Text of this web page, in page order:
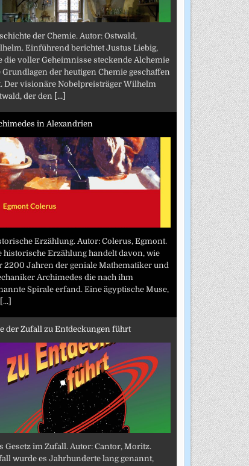
der Chemie. Autor: Ostwald,
Einführend berichtet Justus Liebig,
die voller Geheimnisse steckende Alchemie
Grundlagen der heutigen Chemie geschaffen
Der visionäre Nobelpreisträger Wilhelm
der den [...]
in Alexandrien
Erzählung. Autor: Colerus, Egmont.
historische Erzählung handelt davon, wie
2200 Jahren der geniale Mathematiker und
Archimedes die nach ihm
Spirale erfand. Eine ägyptische Muse,
[...]
der Zufall zu Entdeckungen führt
Gesetz im Zufall. Autor: Cantor, Moritz.
wurde es Jahrhunderte lang genannt,